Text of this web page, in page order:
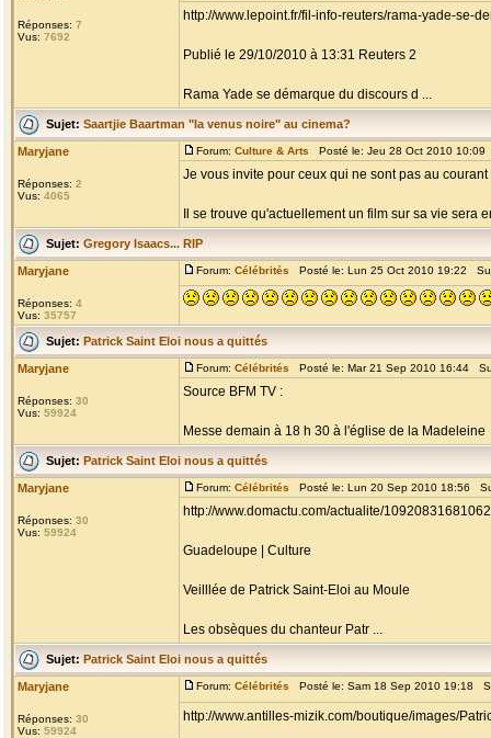
Réponses: 7
Vus: 7692
http://www.lepoint.fr/fil-info-reuters/rama-yade-se-
Publié le 29/10/2010 à 13:31 Reuters 2
Rama Yade se démarque du discours d ...
Sujet: Saartjie Baartman "la venus noire" au cinema?
Maryjane
Réponses: 2
Vus: 4065
Forum: Culture & Arts Posté le: Jeu 28 Oct 2010
Je vous invite pour ceux qui ne sont pas au
Il se trouve qu'actuellement un film sur sa vie sera
Sujet: Gregory Isaacs... RIP
Maryjane
Réponses: 4
Vus: 35757
Forum: Célébrités Posté le: Lun 25 Oct 2010 19:22
Sujet: Patrick Saint Eloi nous a quittés
Maryjane
Réponses: 30
Vus: 59924
Forum: Célébrités Posté le: Mar 21 Sep 2010 16:44
Source BFM TV :
Messe demain à 18 h 30 à l'église de la Madeleine
Sujet: Patrick Saint Eloi nous a quittés
Maryjane
Réponses: 30
Vus: 59924
Forum: Célébrités Posté le: Lun 20 Sep 2010 18:56
http://www.domactu.com/actualite/
Guadeloupe | Culture
Veilllée de Patrick Saint-Eloi au Moule
Les obsèques du chanteur Patr ...
Sujet: Patrick Saint Eloi nous a quittés
Maryjane
Réponses: 30
Vus: 59924
Forum: Célébrités Posté le: Sam 18 Sep 2010 19:18
http://www.antilles-mizik.com/boutique/images/